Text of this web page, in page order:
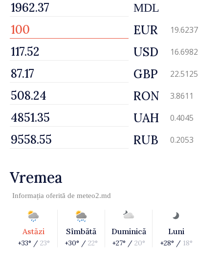
MDL
EUR 19.6237
USD 16.6982
GBP 22.5125
RON 3.8611
UAH 0.4045
RUB 0.2053
Vremea
Informația oferită de meteo2.md
Astăzi
+33° / 23°
Sîmbătă
+30° / 22°
Duminică
+27° / 20°
Luni
+28° / 18°